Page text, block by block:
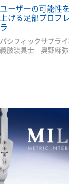
ユーザーの可能性
上げる足部プロフ
ラ
パシフィックサプラ
義肢装具士 奥野麻弥